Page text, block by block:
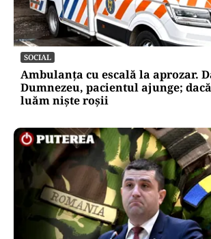
SOCIAL
Ambulanța cu escală la aprozar.
Dumnezeu, pacientul ajunge;
luăm niște roșii